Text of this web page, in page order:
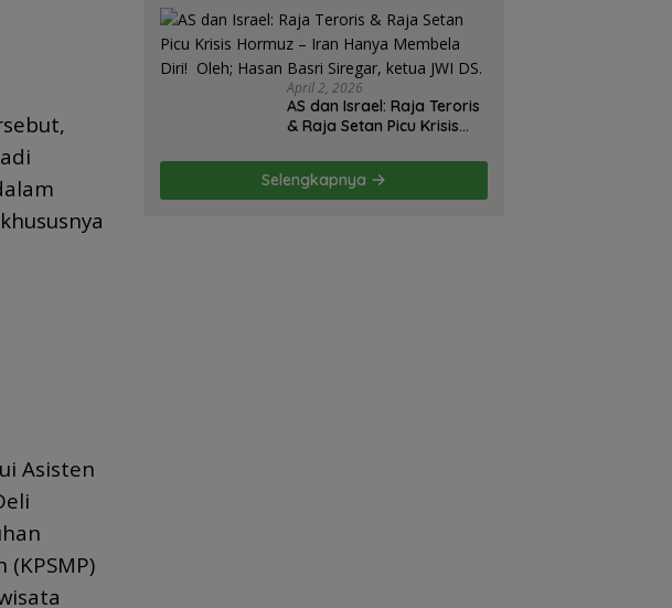
Asisten
Diplomasi Ambruk,
Strategi Gagal! – Oleh;
Hasan Basri Siregar.
April 2, 2026
AS dan Israel: Raja Teroris
& Raja Setan Picu Krisis
Membela Diri! Oleh; Hasan
Basri Siregar, ketua JWI
DS.
Selengkapnya